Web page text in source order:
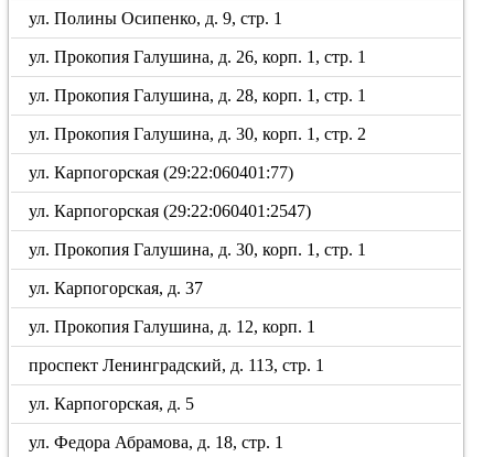
ул. Полины Осипенко, д. 9, стр. 1
ул. Прокопия Галушина, д. 26, корп. 1, стр. 1
ул. Прокопия Галушина, д. 28, корп. 1, стр. 1
ул. Прокопия Галушина, д. 30, корп. 1, стр. 2
ул. Карпогорская (29:22:060401:77)
ул. Карпогорская (29:22:060401:2547)
ул. Прокопия Галушина, д. 30, корп. 1, стр. 1
ул. Карпогорская, д. 37
ул. Прокопия Галушина, д. 12, корп. 1
проспект Ленинградский, д. 113, стр. 1
ул. Карпогорская, д. 5
ул. Федора Абрамова, д. 18, стр. 1